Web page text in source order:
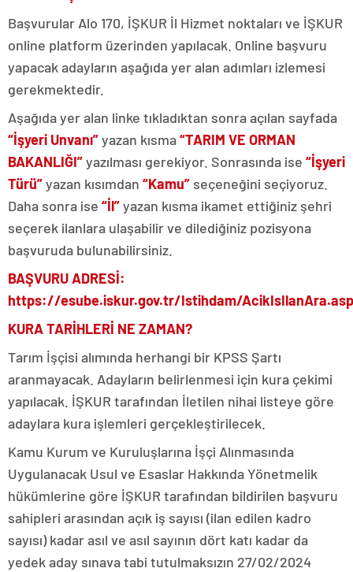
Başvurular Alo 170, İŞKUR İl Hizmet noktaları ve İŞKUR
online platform üzerinden yapılacak. Online başvuru
yapacak adayların aşağıda yer alan adımları izlemesi
gerekmektedir.
Aşağıda yer alan linke tıkladıktan sonra açılan sayfada
“İşyeri Unvanı”yazan kısma“TARIM VE ORMAN
BAKANLIĞI”yazılması gerekiyor. Sonrasında ise “İşyeri
Türü”yazan kısımdan “Kamu” seçeneğini seçiyoruz.
Daha sonra ise “İl”yazan kısma ikamet ettiğiniz şehri
seçerek ilanlara ulaşabilir ve dilediğiniz pozisyona
başvuruda bulunabilirsiniz.
BAŞVURU ADRESİ:
https://esube.iskur.gov.tr/Istihdam/
KURA TARİHLERİ NE ZAMAN?
Tarım İşçisi alımında herhangi bir KPSS Şartı
aranmayacak. Adayların belirlenmesi için kura çekimi
yapılacak. İŞKUR tarafından İletilen nihai listeye göre
adaylara kura işlemleri gerçekleştirilecek.
Kamu Kurum ve Kuruluşlarına İşçi Alınmasında
Uygulanacak Usul ve Esaslar Hakkında Yönetmelik
hükümlerine göre İŞKUR tarafından bildirilen başvuru
sahipleri arasından açık iş sayısı (ilan edilen kadro
sayısı) kadar asıl ve asıl sayının dört katı kadar da
yedek aday sınava tabi tutulmaksızın 27/02/2024